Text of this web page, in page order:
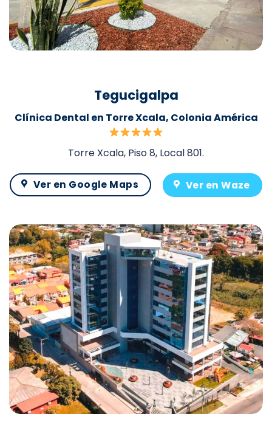
Tegucigalpa
Clínica Dental en Torre Xcala, Colonia América
Torre Xcala, Piso 8, Local 801.
Ver en Google Maps Ver en Waze